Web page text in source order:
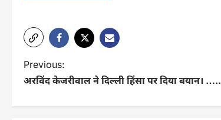
P
o
s
Previous:
अरविंद केजरीवाल ने दिल्ली हिंसा पर दिया बयान। …..